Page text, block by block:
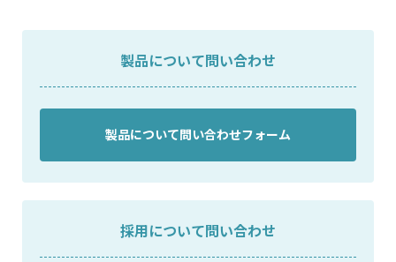
製品について問い合わせ
製品について問い合わせフォーム
採用について問い合わせ